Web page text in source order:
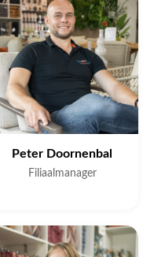
Peter Doornenbal
Filiaalmanager